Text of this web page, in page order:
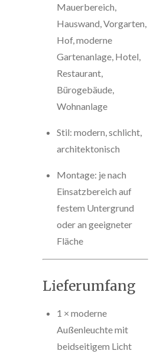
Mauerbereich,
Hauswand, Vorgarten,
Hof, moderne
Gartenanlage, Hotel,
Restaurant,
Bürogebäude,
Wohnanlage
Stil: modern, schlicht,
architektonisch
Montage: je nach
Einsatzbereich auf
festem Untergrund
oder an geeigneter
Fläche
Lieferumfang
1 × moderne
Außenleuchte mit
beidseitigem Licht